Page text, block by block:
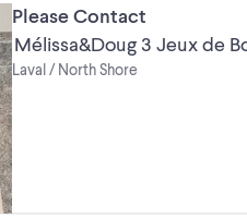
Please Contact
Mélissa&Doug 3 Jeux
Laval / North Shore